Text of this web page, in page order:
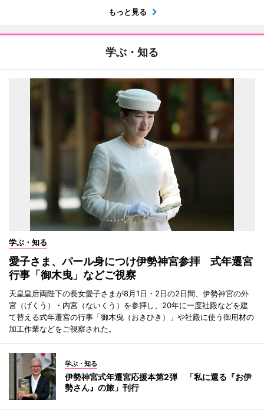
もっと見る
学ぶ・知る
学ぶ・知る
愛子さま、パール身につけ伊勢神宮参拝 式年遷宮
行事「御木曳」などご視察
天皇皇后両陛下の長女愛子さまが8月1日・2日の2日間、伊勢神宮の外
宮（げくう）・内宮（ないくう）を参拝し、20年に一度社殿などを建
て替える式年遷宮の行事「御木曳（おきひき）」や社殿に使う御用材の
加工作業などをご視察された。
学ぶ・知る
伊勢神宮式年遷宮応援本第2弾 「私に還る『お伊
勢さん』の旅」刊行